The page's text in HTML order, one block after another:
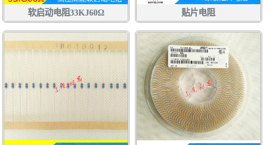
软启动电阻33KJ60Ω 贴片电阻